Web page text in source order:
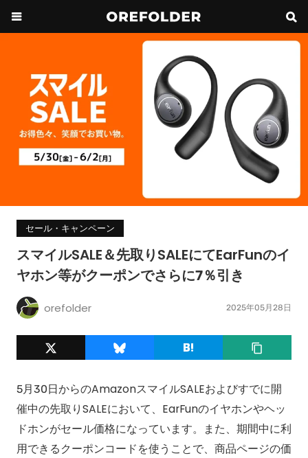
セール・キャンペーン
スマイルSALE＆先取りSALEにてEarFunのイ
ヤホン等がクーポンでさらに7％引き
orefolder 2025年05月28日
5月30日からのAmazonスマイルSALEおよびすでに開
催中の先取りSALEにおいて、EarFunのイヤホンやヘッ
ドホンがセール価格になっています。また、期間中に利
用できるクーポンコードを使うことで、商品ページの価